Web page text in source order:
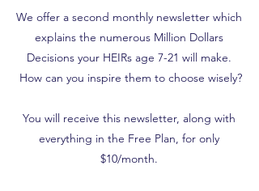
We offer a second monthly newsletter which
explains the numerous Million Dollars
Decisions your HEIRs age 7-21 will make.
How can you inspire them to choose wisely?
You will receive this newsletter, along with
everything in the Free Plan, for only
$10/month.